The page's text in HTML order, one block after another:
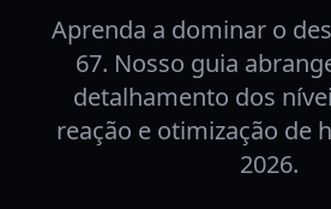
Aprenda a dominar o
67. Nosso guia
detalhamento dos
reação e otimização de
2026.